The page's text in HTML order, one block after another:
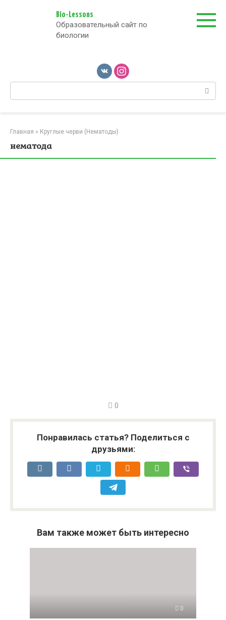
Bio-Lessons
Образовательный сайт по
биологии
Поиск:
Главная » Круглые черви (Нематоды)
нематода
0
Понравилась статья? Поделиться с
друзьями:
Вам также может быть интересно
0